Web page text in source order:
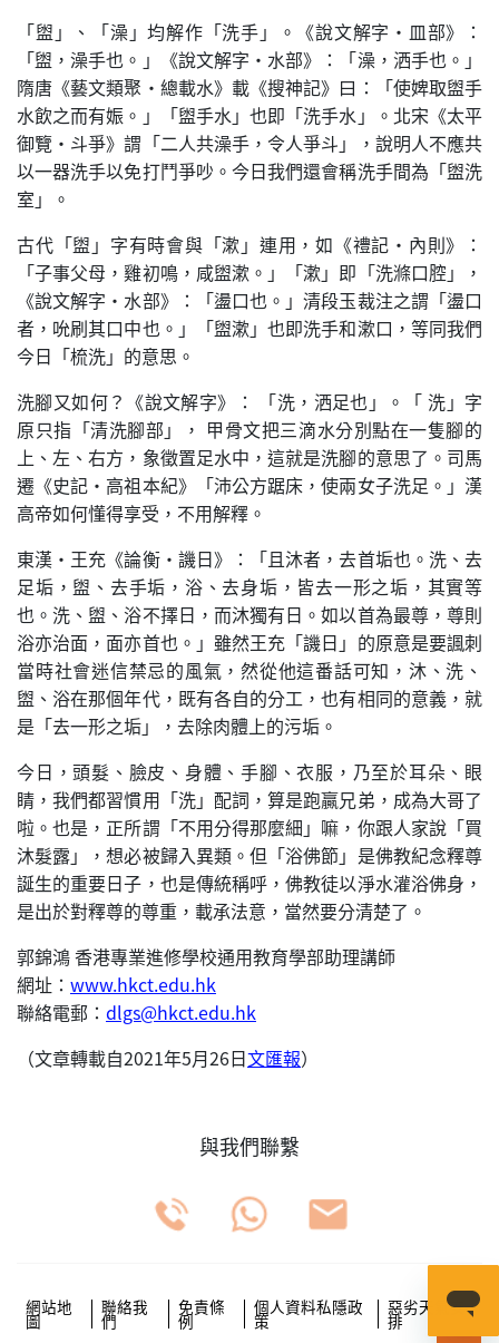
「盥」、「澡」均解作「洗手」。《說文解字·皿部》：
「盥，澡手也。」《說文解字·水部》：「澡，洒手也。」
隋唐《藝文類聚·總載水》載《搜神記》曰：「使婢取盥手
水飲之而有娠。」「盥手水」也即「洗手水」。北宋《太平
御覽·斗爭》謂「二人共澡手，令人爭斗」，說明人不應共
以一器洗手以免打鬥爭吵。今日我們還會稱洗手間為「盥洗
室」。
古代「盥」字有時會與「漱」連用，如《禮記·內則》：
「子事父母，雞初鳴，咸盥漱。」「漱」即「洗滌口腔」，
《說文解字·水部》：「盪口也。」清段玉裁注之謂「盪口
者，吮刷其口中也。」「盥漱」也即洗手和漱口，等同我們
今日「梳洗」的意思。
洗腳又如何？《說文解字》： 「洗，洒足也」。「 洗」字
原只指「清洗腳部」， 甲骨文把三滴水分別點在一隻腳的
上、左、右方，象徵置足水中，這就是洗腳的意思了。司馬
遷《史記·高祖本紀》「沛公方踞床，使兩女子洗足。」漢
高帝如何懂得享受，不用解釋。
東漢·王充《論衡·譏日》：「且沐者，去首垢也。洗、去
足垢，盥、去手垢，浴、去身垢，皆去一形之垢，其實等
也。洗、盥、浴不擇日，而沐獨有日。如以首為最尊，尊則
浴亦治面，面亦首也。」雖然王充「譏日」的原意是要諷刺
當時社會迷信禁忌的風氣，然從他這番話可知，沐、洗、
盥、浴在那個年代，既有各自的分工，也有相同的意義，就
是「去一形之垢」，去除肉體上的污垢。
今日，頭髮、臉皮、身體、手腳、衣服，乃至於耳朵、眼
睛，我們都習慣用「洗」配詞，算是跑贏兄弟，成為大哥了
啦。也是，正所謂「不用分得那麼細」嘛，你跟人家說「買
沐髮露」，想必被歸入異類。但「浴佛節」是佛教紀念釋尊
誕生的重要日子，也是傳統稱呼，佛教徒以淨水灌浴佛身，
是出於對釋尊的尊重，載承法意，當然要分清楚了。
郭錦鴻 香港專業進修學校通用教育學部助理講師
網址： www.hkct.edu.hk
聯絡電郵： dlgs@hkct.edu.hk
（文章轉載自2021年5月26日文匯報）
與我們聯繫
網站地
圖
聯絡我
們
免責條
例
個人資料私隱政
策
惡劣天氣安
排